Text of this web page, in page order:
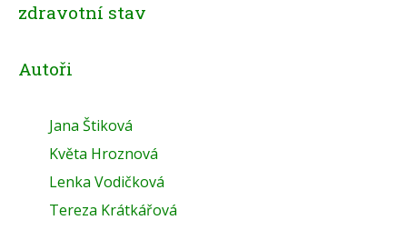
zdravotní stav
Autoři
Jana Štiková
Květa Hroznová
Lenka Vodičková
Tereza Krátkářová